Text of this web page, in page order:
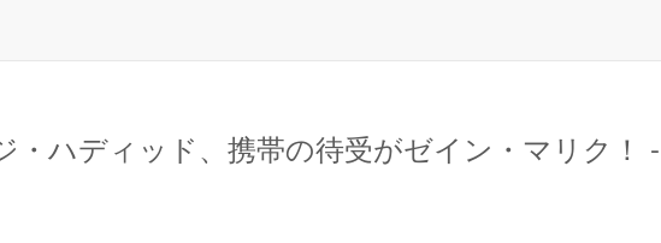
・ハディッド、携帯の待受がゼイン・マリク！